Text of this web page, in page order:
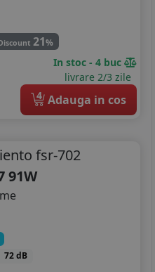
21%
In stoc - 4 buc
livrare 2/3 zile
4 Adauga in cos
fsr-702
91W
72 dB